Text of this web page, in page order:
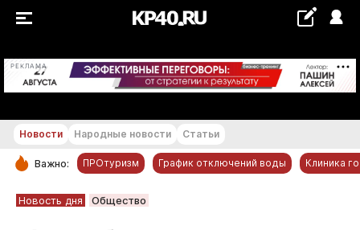
РЕКЛАМА +20...+21 °С
РУБРИКИ
Обнинск
Новости Народные новости Статьи
Важно: ПРОтуризм График отключений воды Клиника
Новость дня Общество